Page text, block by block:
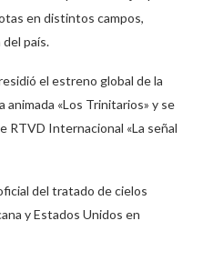
en distintos campos,
país.
el estreno global de la
«Los Trinitarios» y se
RTVD Internacional «La señal
del tratado de cielos
y Estados Unidos en